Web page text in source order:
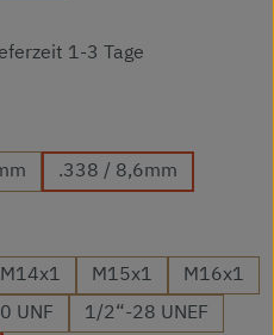
1-3 Tage
.338 / 8,6mm
M14x1 M15x1
M16x1
UNF 1/2“-28 UNEF